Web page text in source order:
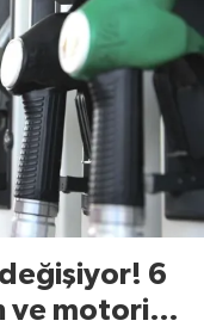
6
ve motorin